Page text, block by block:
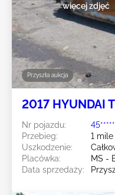
Przyszła aukcja
więcej zdjęć
2017 HYUNDAI
Nr pojazdu:
Przebieg:
1 mile
Uszkodzenie:
Placówka:
MS -
Data sprzedaży: